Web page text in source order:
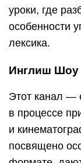
уроки, где
особенности
лексика.
Инглиш Шоу
Этот канал —
в процессе
и
посвящено